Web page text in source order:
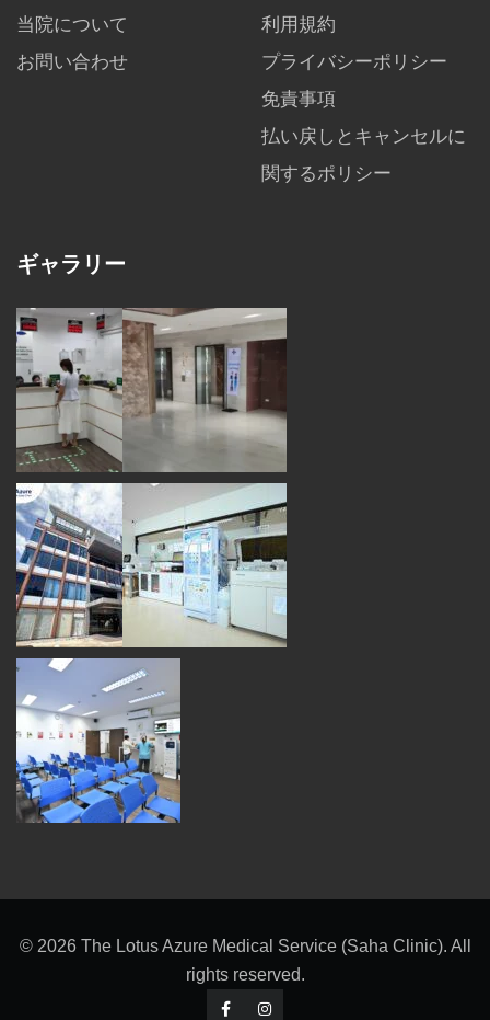
当院について
お問い合わせ
利用規約
プライバシーポリシー
免責事項
払い戻しとキャンセルに
関するポリシー
ギャラリー
© 2026 The Lotus Azure Medical Service (Saha Clinic). All
rights reserved.